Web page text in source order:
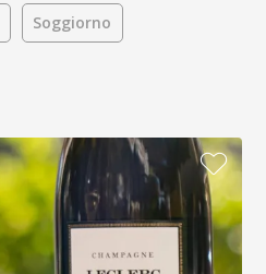
Soggiorno